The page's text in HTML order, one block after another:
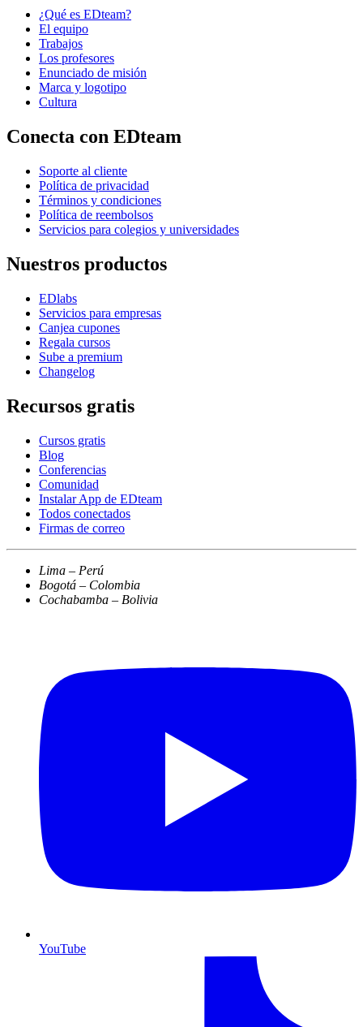
¿Qué es EDteam?
El equipo
Trabajos
Los profesores
Enunciado de misión
Marca y logotipo
Cultura
Conecta con EDteam
Soporte al cliente
Política de privacidad
Términos y condiciones
Política de reembolsos
Servicios para colegios y universidades
Nuestros productos
EDlabs
Servicios para empresas
Canjea cupones
Regala cursos
Sube a premium
Changelog
Recursos gratis
Cursos gratis
Blog
Conferencias
Comunidad
Instalar App de EDteam
Todos conectados
Firmas de correo
Lima – Perú
Bogotá – Colombia
Cochabamba – Bolivia
YouTube